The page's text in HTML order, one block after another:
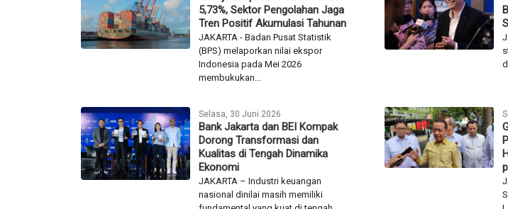
5,73%, Sektor Pengolahan Jaga
Tren Positif Akumulasi Tahunan
JAKARTA - Badan Pusat Statistik
(BPS) melaporkan nilai ekspor
Indonesia pada Mei 2026
membukukan...
Selasa, 30 Juni 2026
Bank Jakarta dan BEI Kompak
Dorong Transformasi dan
Kualitas di Tengah Dinamika
Ekonomi
JAKARTA – Industri keuangan
nasional dinilai masih memiliki